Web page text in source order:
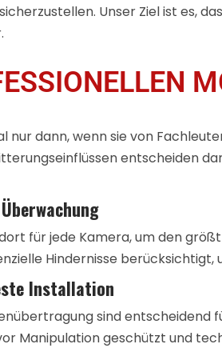
Unser Ziel ist es,
dann, wenn sie von
entscheiden
für jede Kamera, um den
Hindernisse berücksichtigt,
Installation
sind entscheidend
Manipulation geschützt und